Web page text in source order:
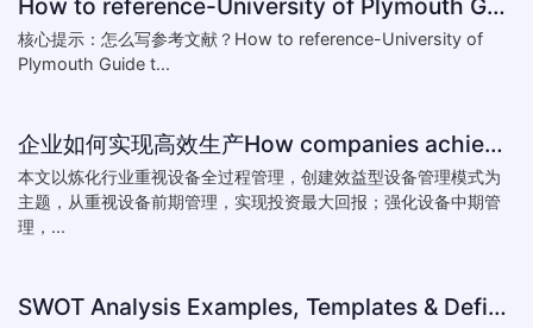
How to reference-University of Plymouth Guide to Referencing
核心提示：怎么写参考文献？How to reference-University of
Plymouth Guide t...
企业如何实现高效生产How companies achieve efficient production
本文以炼化行业重视设备全过程管理，创建效益型设备管理模式为
主题，从重视设备前期管理，实现投资最大回报；强化设备中期管
理，...
SWOT Analysis Examples, Templates & Definition